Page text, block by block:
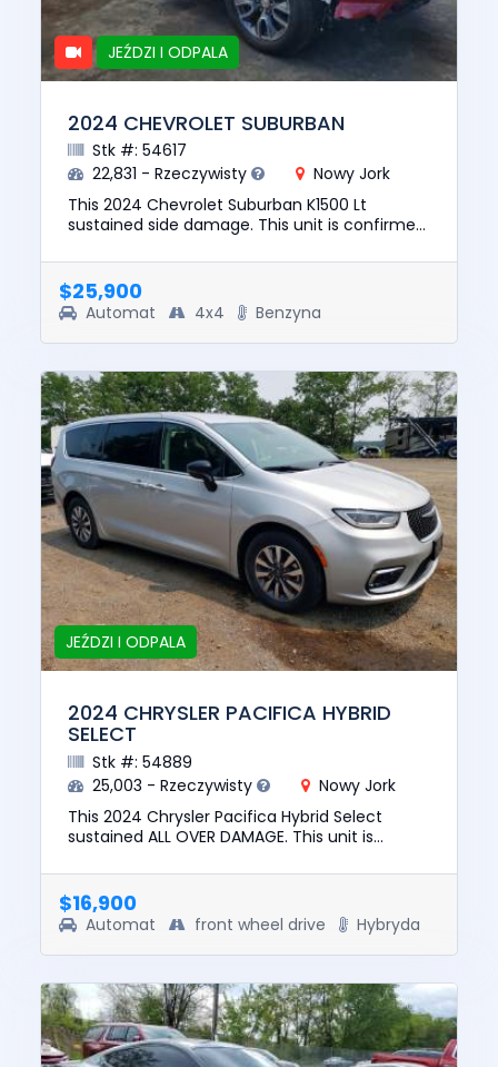
JEŹDZI I ODPALA
2024 CHEVROLET SUBURBAN
Stk #: 54617
22,831 - Rzeczywisty
Nowy Jork
This 2024 Chevrolet Suburban K1500 Lt
sustained side damage. This unit is confirmed
this vehicle was $75900. ...
$25,900
Automat 4x4 Benzyna
JEŹDZI I ODPALA
2024 CHRYSLER PACIFICA HYBRID
SELECT
Stk #: 54889
25,003 - Rzeczywisty
Nowy Jork
This 2024 Chrysler Pacifica Hybrid Select
sustained ALL OVER DAMAGE. This unit is
value of this vehicle was ...
$16,900
Automat front wheel drive Hybryda